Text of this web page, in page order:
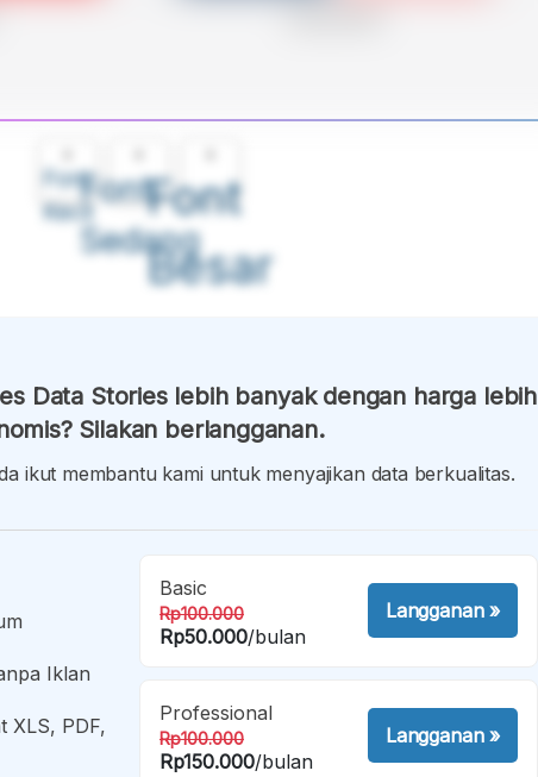
Font
Kecil
Font
Sedang
Font
Besar
Data Stories lebih banyak dengan harga lebih
Silakan berlangganan.
ikut membantu kami untuk menyajikan data berkualitas.
Iklan
XLS, PDF,
Basic
Rp100.000
Rp50.000/bulan
Langganan»
Professional
Rp100.000
Rp150.000/bulan
Langganan»